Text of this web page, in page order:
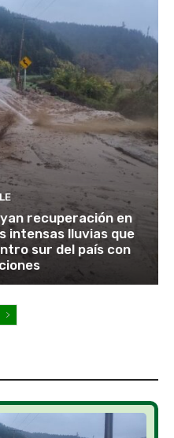
recuperación en
intensas lluvias que
sur del país con